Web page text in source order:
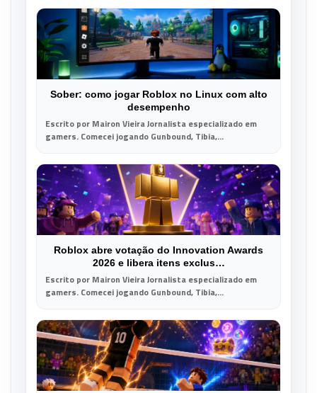
Sober: como jogar Roblox no Linux com alto
desempenho
Escrito por Mairon Vieira Jornalista especializado em
gamers. Comecei jogando Gunbound, Tibia,...
Roblox abre votação do Innovation Awards
2026 e libera itens exclus…
Escrito por Mairon Vieira Jornalista especializado em
gamers. Comecei jogando Gunbound, Tibia,...